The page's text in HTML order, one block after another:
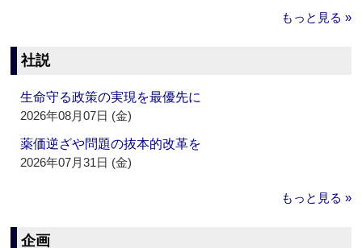
もっと見る »
社説
生命守る政策の実現を最優先に
2026年08月07日 (金)
薬価逆ざや問題の抜本的改革を
2026年07月31日 (金)
もっと見る »
企画